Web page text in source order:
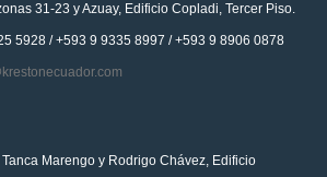
31-23 y Azuay, Edificio Copladi, Tercer Piso.
5928 / +593 9 9335 8997 / +593 9 8906 0878
Tanca Marengo y Rodrigo Chávez, Edificio